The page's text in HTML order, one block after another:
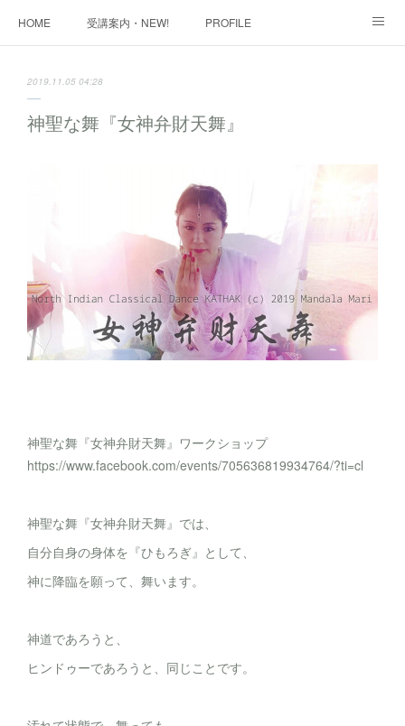
HOME 受講案内・NEW! PROFILE
2019.11.05 04:28
神聖な舞『女神弁財天舞』
神聖な舞『女神弁財天舞』ワークショップ
https://www.facebook.com/events/705636819934764/?ti=cl
神聖な舞『女神弁財天舞』では、
自分自身の身体を『ひもろぎ』として、
神に降臨を願って、舞います。
神道であろうと、
ヒンドゥーであろうと、同じことです。